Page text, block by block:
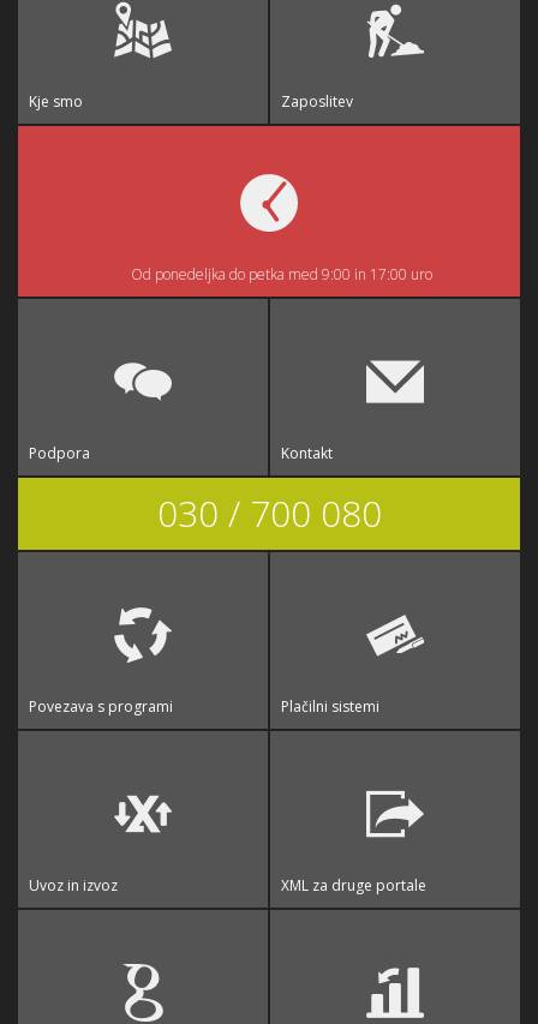
Kje smo Zaposlitev
Od ponedeljka do petka med 9:00 in 17:00 uro
Podpora Kontakt
030 / 700 080
Povezava s programi Plačilni sistemi
Uvoz in izvoz XML za druge portale